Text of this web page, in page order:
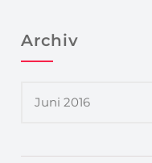
Archiv